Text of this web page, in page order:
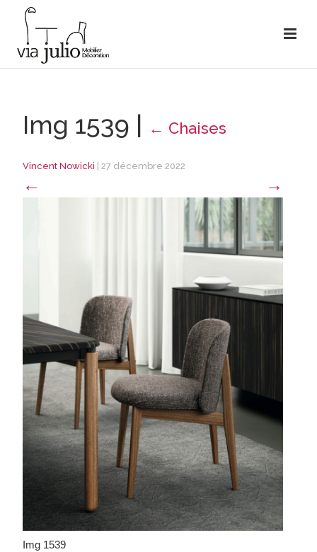
Img 1539 | ← Chaises
Vincent Nowicki 27 décembre 2022
← →
Img 1539